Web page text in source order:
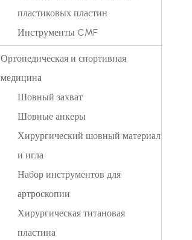
пластиковых пластин
Инструменты CMF
Ортопедическая и спортивная
медицина
Шовный захват
Шовные анкеры
Хирургический шовный материал
и игла
Набор инструментов для
артроскопии
Хирургическая титановая
пластина